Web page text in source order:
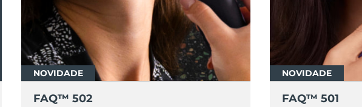
NOVIDADE
FAQ™ 502
NOVIDADE
FAQ™ 501